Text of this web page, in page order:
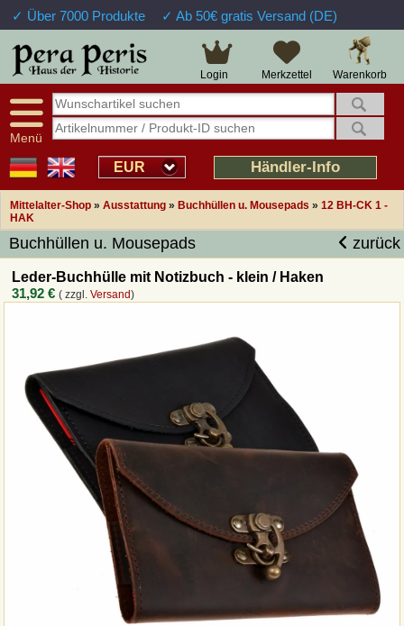
✓ Über 7000 Produkte ✓ Ab 50€ gratis Versand (DE)
Warenkorb
Merkzettel
Login
Menü
EUR Händler-Info
Mittelalter-Shop » Ausstattung » Buchhüllen u. Mousepads » 12 BH-CK 1 -
HAK
Buchhüllen u. Mousepads zurück
Leder-Buchhülle mit Notizbuch - klein / Haken
31,92 € ( zzgl.Versand)
Große Auswahl
Verfügbarkeitsanzeige
Sendungsverfolgung
Intelligente Navigation
Freundlicher Service
14 Tage Widerrufsrecht
Über 25 Jahre Erfahrung
Schnelle Rücküberweisung
Kulant bei Retouren
Prof. Auftragsabwicklung
Übersicht Mittelalter-Produkte
Impressum
Widerrufsfunktion
Rückruf-Service
Zahlungsweisen